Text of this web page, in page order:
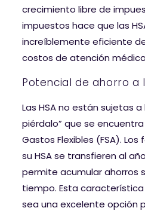
crecimiento libre de
impuestos hace que las
increíblemente eficiente
costos de atención
Potencial de ahorro a
Las HSA no están sujetas
piérdalo” que se
Gastos Flexibles (FSA).
su HSA se transfieren al
permite acumular ahorros
tiempo. Esta característica
sea una excelente opción